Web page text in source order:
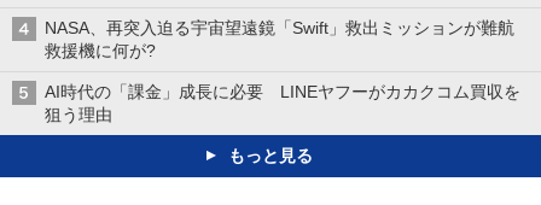
NASA、再突入迫る宇宙望遠鏡「Swift」救出ミッションが難航
救援機に何が?
AI時代の「課金」成長に必要 LINEヤフーがカカクコム買収を
狙う理由
もっと見る